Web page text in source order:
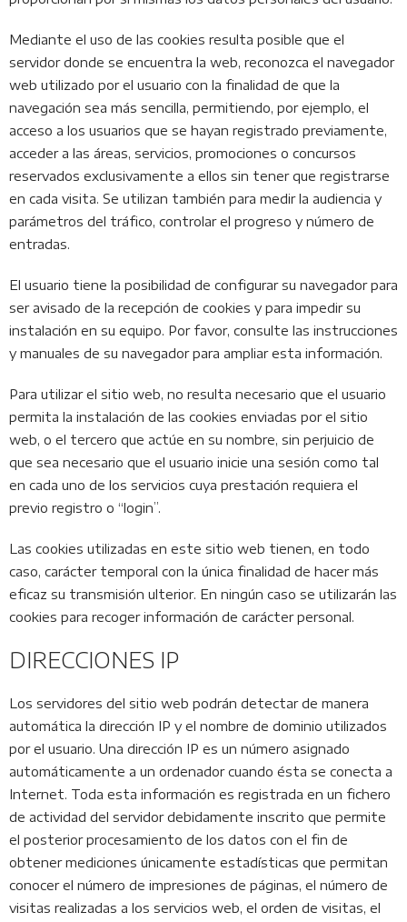
Mediante el uso de las cookies resulta posible que el
servidor donde se encuentra la web, reconozca el navegador
web utilizado por el usuario con la finalidad de que la
navegación sea más sencilla, permitiendo, por ejemplo, el
acceso a los usuarios que se hayan registrado previamente,
acceder a las áreas, servicios, promociones o concursos
reservados exclusivamente a ellos sin tener que registrarse
en cada visita. Se utilizan también para medir la audiencia y
parámetros del tráfico, controlar el progreso y número de
entradas.
El usuario tiene la posibilidad de configurar su navegador para
ser avisado de la recepción de cookies y para impedir su
instalación en su equipo. Por favor, consulte las instrucciones
y manuales de su navegador para ampliar esta información.
Para utilizar el sitio web, no resulta necesario que el usuario
permita la instalación de las cookies enviadas por el sitio
web, o el tercero que actúe en su nombre, sin perjuicio de
que sea necesario que el usuario inicie una sesión como tal
en cada uno de los servicios cuya prestación requiera el
previo registro o “login”.
Las cookies utilizadas en este sitio web tienen, en todo
caso, carácter temporal con la única finalidad de hacer más
eficaz su transmisión ulterior. En ningún caso se utilizarán las
cookies para recoger información de carácter personal.
DIRECCIONES IP
Los servidores del sitio web podrán detectar de manera
automática la dirección IP y el nombre de dominio utilizados
por el usuario. Una dirección IP es un número asignado
automáticamente a un ordenador cuando ésta se conecta a
Internet. Toda esta información es registrada en un fichero
de actividad del servidor debidamente inscrito que permite
el posterior procesamiento de los datos con el fin de
obtener mediciones únicamente estadísticas que permitan
conocer el número de impresiones de páginas, el número de
visitas realizadas a los servicios web, el orden de visitas, el